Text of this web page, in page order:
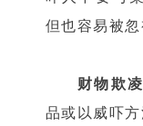
但也容易被忽
财物欺
品或以威吓